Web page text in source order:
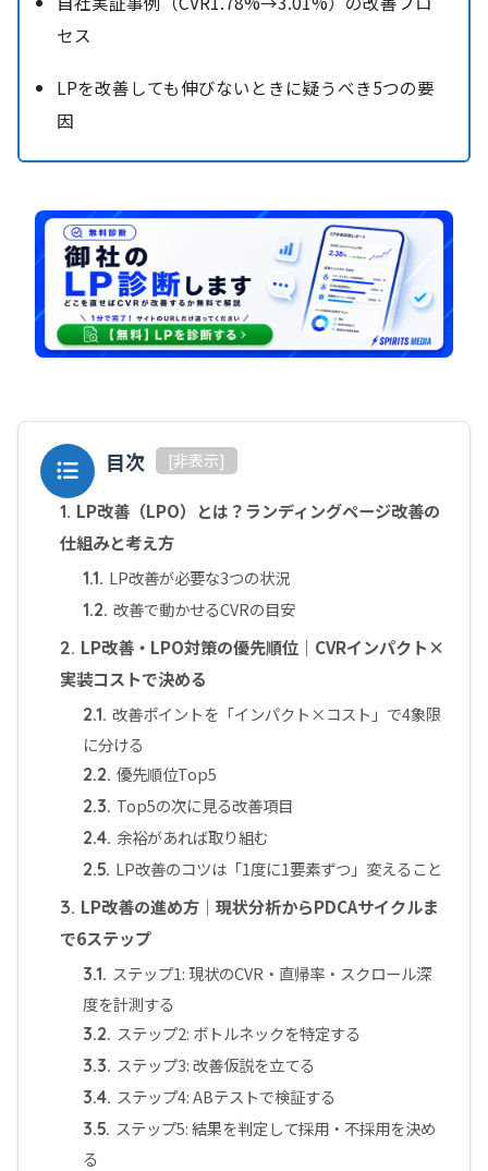
セス
LPを改善しても伸びないときに疑うべき5つの要
因
目次 [非表示]
1. LP改善（LPO）とは？ランディングページ改善の
仕組みと考え方
1.1. LP改善が必要な3つの状況
1.2. 改善で動かせるCVRの目安
2. LP改善・LPO対策の優先順位｜CVRインパクト×
実装コストで決める
2.1. 改善ポイントを「インパクト×コスト」で4象限
に分ける
2.2. 優先順位Top5
2.3. Top5の次に見る改善項目
2.4. 余裕があれば取り組む
2.5. LP改善のコツは「1度に1要素ずつ」変えること
3. LP改善の進め方｜現状分析からPDCAサイクルま
で6ステップ
3.1. ステップ1: 現状のCVR・直帰率・スクロール深
度を計測する
3.2. ステップ2: ボトルネックを特定する
3.3. ステップ3: 改善仮説を立てる
3.4. ステップ4: ABテストで検証する
3.5. ステップ5: 結果を判定して採用・不採用を決め
る